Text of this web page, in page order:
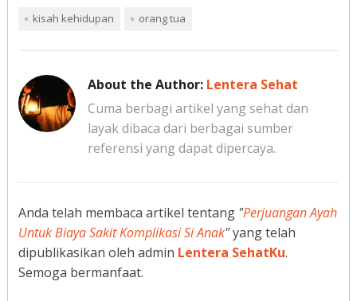
kisah kehidupan orang tua
About the Author: Lentera Sehat
Cuma berbagi artikel yang sehat dan
layak dibaca dari berbagai sumber
referensi yang dapat dipercaya.
Anda telah membaca artikel tentang "Perjuangan Ayah
Untuk Biaya Sakit Komplikasi Si Anak"yang telah
dipublikasikan oleh admin Lentera SehatKu.
Semoga bermanfaat.